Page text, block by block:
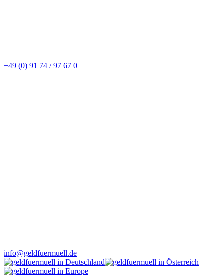
+49 (0) 91 74 / 97 67 0
info@geldfuermuell.de